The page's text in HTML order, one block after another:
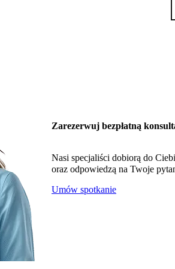
Zarezerwuj bezpłatną
Nasi specjaliści dobiorą do
oraz odpowiedzą na Twoje
Umów spotkanie